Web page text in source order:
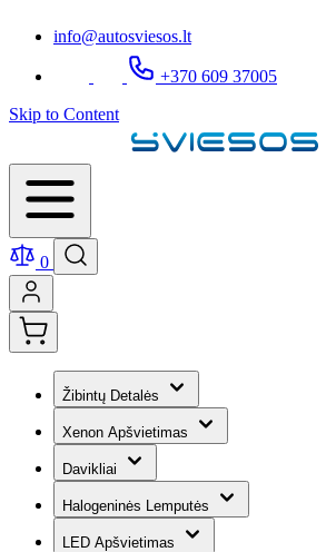
info@autosviesos.lt
+370 609 37005
Skip to Content
0
Žibintų Detalės
Xenon Apšvietimas
Davikliai
Halogeninės Lemputės
LED Apšvietimas